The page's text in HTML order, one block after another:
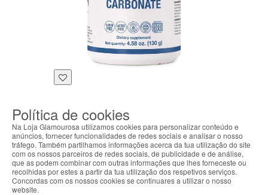
Magnesium
Carbonate Powder
ANA MARIA
LAJUSTICIA
16.14€12.10€
O que dizem sobre nós
Política de cookies
Na Loja Glamourosa utilizamos cookies para personalizar conteúdo e
anúncios, fornecer funcionalidades de redes sociais e analisar o nosso
tráfego. Também partilhamos informações acerca da tua utilização do site
com os nossos parceiros de redes sociais, de publicidade e de análise,
que as podem combinar com outras informações que lhes forneceste ou
recolhidas por estes a partir da tua utilização dos respetivos serviços.
Concordas com os nossos cookies se continuares a utilizar o nosso
website.